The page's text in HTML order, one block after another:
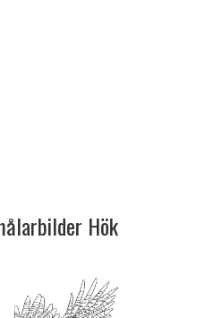
Hök